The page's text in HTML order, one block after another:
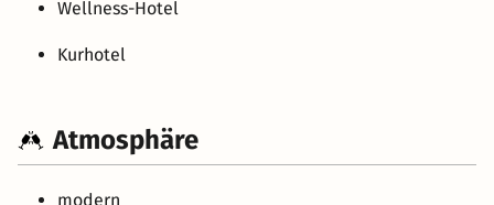
Wellness-Hotel
Kurhotel
Atmosphäre
modern